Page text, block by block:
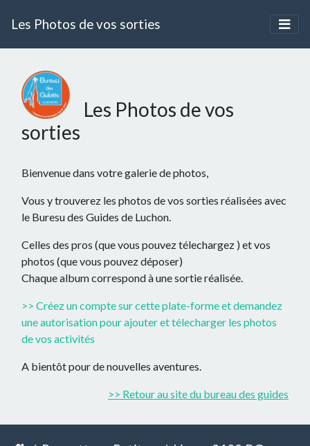
Les Photos de vos sorties
Les Photos de vos
sorties
Bienvenue dans votre galerie de photos,
Vous y trouverez les photos de vos sorties réalisées avec
le Buresu des Guides de Luchon.
Celles des pros (que vous pouvez télechargez ) et vos
photos (que vous pouvez déposer)
Chaque album correspond à une sortie réalisée.
>> Créez un compte sur cette plate-forme et demandez
une autorisation pour ajouter et télecharger les photos
de vos activités
A bientôt pour de nouvelles aventures.
>> Retour au site du bureau des guides